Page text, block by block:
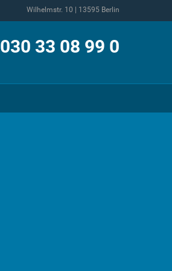
Wilhelmstr. 10 | 13595 Berlin
030 33 08 99 0